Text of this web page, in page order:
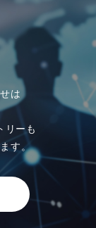
は
リーも
す。